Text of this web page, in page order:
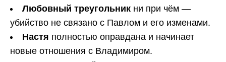
Любовный треугольник ни при чём —
убийство не связано с Павлом и его изменами.
Настя полностью оправдана и начинает
новые отношения с Владимиром.